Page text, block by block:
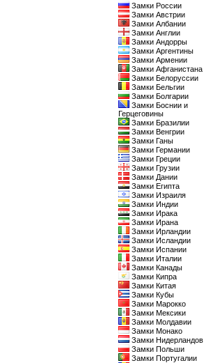
Замки России
Замки Австрии
Замки Албании
Замки Англии
Замки Андорры
Замки Аргентины
Замки Армении
Замки Афганистана
Замки Белоруссии
Замки Бельгии
Замки Болгарии
Замки Боснии и
Герцеговины
Замки Бразилии
Замки Венгрии
Замки Ганы
Замки Германии
Замки Греции
Замки Грузии
Замки Дании
Замки Египта
Замки Израиля
Замки Индии
Замки Ирака
Замки Ирана
Замки Ирландии
Замки Исландии
Замки Испании
Замки Италии
Замки Канады
Замки Кипра
Замки Китая
Замки Кубы
Замки Марокко
Замки Мексики
Замки Молдавии
Замки Монако
Замки Нидерландов
Замки Польши
Замки Португалии